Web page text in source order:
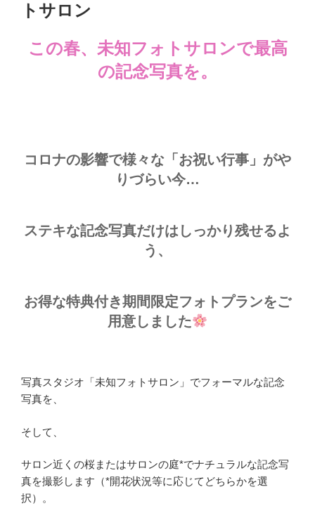
トサロン
この春、未知フォトサロンで最高
の記念写真を。
コロナの影響で様々な「お祝い行事」がや
りづらい今…
ステキな記念写真だけはしっかり残せるよ
う、
お得な特典付き期間限定フォトプランをご
用意しました
写真スタジオ「未知フォトサロン」でフォーマルな記念
写真を、
そして、
サロン近くの桜またはサロンの庭*でナチュラルな記念写
真を撮影します（*開花状況等に応じてどちらかを選
択）。